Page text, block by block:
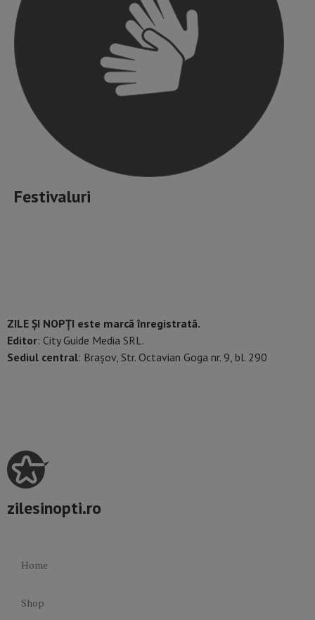
Festivaluri
ZILE ȘI NOPȚI este marcă înregistrată.
Editor: City Guide Media SRL.
Sediul central: Brașov, Str. Octavian Goga nr. 9, bl. 290
zilesinopti.ro
Home
Shop